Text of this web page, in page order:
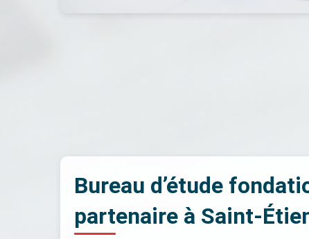
Bureau d’étude
partenaire à Saint-